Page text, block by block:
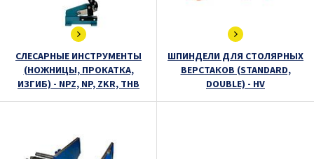
СЛЕСАРНЫE ИНСТРУМЕНТЫ
(НОЖНИЦЫ, ПРОКАТКА,
ИЗГИБ) - NPZ, NP, ZKR, THB
ШПИНДЕЛИ ДЛЯ СТОЛЯРНЫХ
ВЕРСТАКОВ (STANDARD,
DOUBLE) - HV